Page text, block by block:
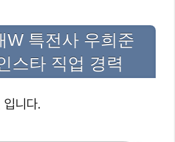
W 특전사 우희준
스타 직업 경력
입니다.